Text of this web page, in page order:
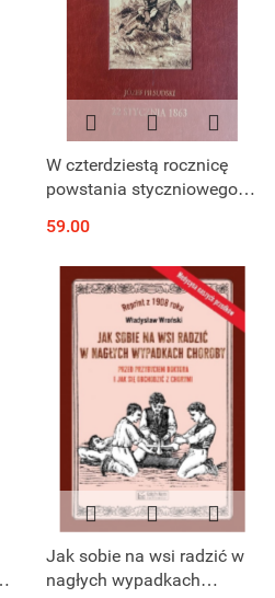
W czterdziestą rocznicę
powstania styczniowego
Piłsudski
59.00
Jak sobie na wsi radzić w
nagłych wypadkach